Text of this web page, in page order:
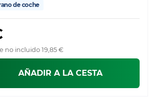
de coche
no incluido 19,85 €
AÑADIR A LA CESTA